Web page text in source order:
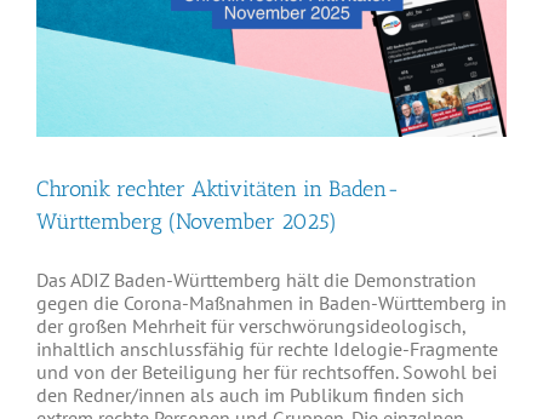
Chronik rechter Aktivitäten in Baden-
Württemberg (November 2025)
Das ADIZ Baden-Württemberg hält die Demonstration
gegen die Corona-Maßnahmen in Baden-Württemberg in
der großen Mehrheit für verschwörungsideologisch,
inhaltlich anschlussfähig für rechte Idelogie-Fragmente
und von der Beteiligung her für rechtsoffen. Sowohl bei
den Redner/innen als auch im Publikum finden sich